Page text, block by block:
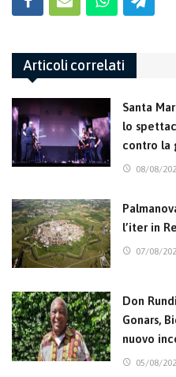
Articoli correlati
Santa
lo
contro la
08/08/
l’iter in
07/08/
Don
Gonars,
nuovo
05/08/